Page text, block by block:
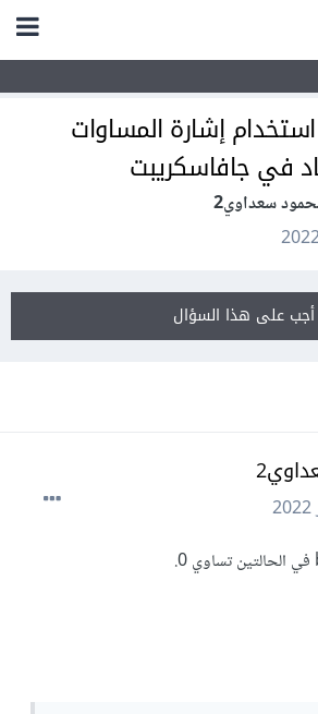
إشارة المساوات
في جافاسكريبت
سعداوي2
أجب على هذا السؤال